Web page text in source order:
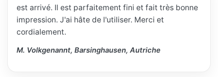
est arrivé. Il est parfaitement fini et fait très bonne
impression. J'ai hâte de l'utiliser. Merci et
cordialement.
M. Volkgenannt, Barsinghausen, Autriche